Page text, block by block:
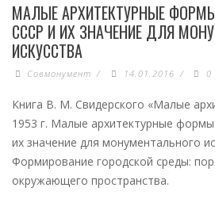
МАЛЫЕ АРХИТЕКТУРНЫЕ
СССР И ИХ ЗНАЧЕНИЕ ДЛЯ
ИСКУССТВА
Совмонумент / 14.01.2016 / 0
Книга В. М. Свидерского «Малые
1953 г. Малые архитектурные
их значение для монументального
Формирование городской среды:
окружающего пространства.